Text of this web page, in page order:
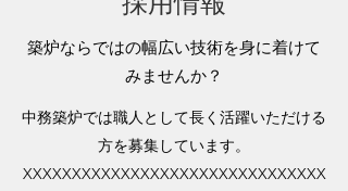
中務築炉では職人として長く活躍いただける
方を募集しています。
XXXXXXXXXXXXXXXXXXXXXXXXXXXXXXX
築炉ならではの幅広い技術を身に着けて
みませんか？